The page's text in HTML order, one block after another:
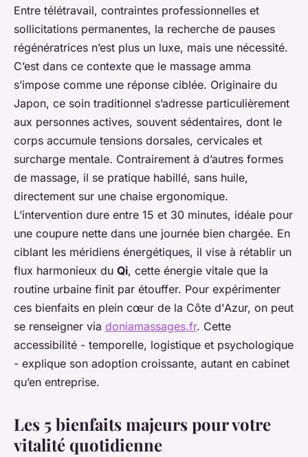
Entre télétravail, contraintes professionnelles et
sollicitations permanentes, la recherche de pauses
régénératrices n’est plus un luxe, mais une nécessité.
C’est dans ce contexte que le massage amma
s’impose comme une réponse ciblée. Originaire du
Japon, ce soin traditionnel s’adresse particulièrement
aux personnes actives, souvent sédentaires, dont le
corps accumule tensions dorsales, cervicales et
surcharge mentale. Contrairement à d’autres formes
de massage, il se pratique habillé, sans huile,
directement sur une chaise ergonomique.
L’intervention dure entre 15 et 30 minutes, idéale pour
une coupure nette dans une journée bien chargée. En
ciblant les méridiens énergétiques, il vise à rétablir un
flux harmonieux du Qi, cette énergie vitale que la
routine urbaine finit par étouffer. Pour expérimenter
ces bienfaits en plein cœur de la Côte d'Azur, on peut
se renseigner via doniamassages.fr. Cette
accessibilité - temporelle, logistique et psychologique
- explique son adoption croissante, autant en cabinet
qu’en entreprise.
Les 5 bienfaits majeurs pour votre
vitalité quotidienne